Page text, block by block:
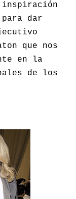
inspiración
dar
que nos
en la
de los